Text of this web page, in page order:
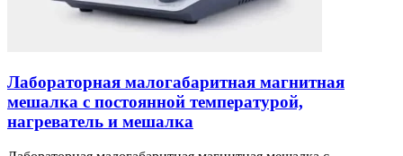
Лабораторная малогабаритная магнитная
мешалка с постоянной температурой,
нагреватель и мешалка